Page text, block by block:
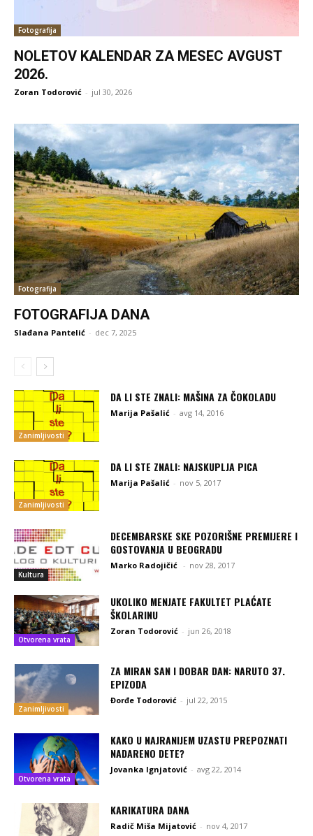
Fotografija
NOLETOV KALENDAR ZA MESEC AVGUST
2026.
Zoran Todorović - jul 30, 2026
Fotografija
FOTOGRAFIJA DANA
Slađana Pantelić - dec 7, 2025
Zanimljivosti
DA LI STE ZNALI: MAŠINA ZA ČOKOLADU
Marija Pašalić - avg 14, 2016
Zanimljivosti
DA LI STE ZNALI: NAJSKUPLJA PICA
Marija Pašalić - nov 5, 2017
Kultura
DECEMBARSKE SKE POZORIŠNE PREMIJERE I
GOSTOVANJA U BEOGRADU
Marko Radojičić - nov 28, 2017
Otvorena vrata
UKOLIKO MENJATE FAKULTET PLAĆATE
ŠKOLARINU
Zoran Todorović - jun 26, 2018
Zanimljivosti
ZA MIRAN SAN I DOBAR DAN: NARUTO 37.
EPIZODA
Đorđe Todorović - jul 22, 2015
Otvorena vrata
KAKO U NAJRANIJEM UZASTU PREPOZNATI
NADARENO DETE?
Jovanka Ignjatović - avg 22, 2014
KARIKATURA DANA
Radič Miša Mijatović - nov 4, 2017